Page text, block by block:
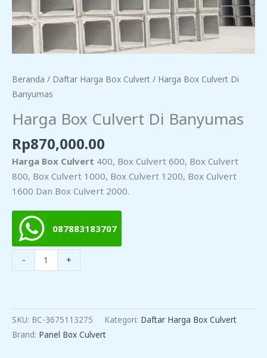
Beranda / Daftar Harga Box Culvert / Harga Box Culvert Di
Banyumas
Harga Box Culvert Di Banyumas
Rp870,000.00
Harga Box Culvert 400, Box Culvert 600, Box Culvert
800, Box Culvert 1000, Box Culvert 1200, Box Culvert
1600 Dan Box Culvert 2000.
087883183707
-
Kuantitas
Harga
Di
Banyumas
+
SKU: BC-3675113275 Kategori: Daftar Harga Box Culvert
Brand: Panel Box Culvert